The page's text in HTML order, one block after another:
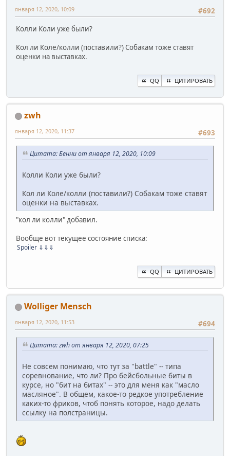
#692
января 12, 2020, 10:09
Колли Коли уже были?
Кол ли Коле/колли (поставили?) Собакам тоже ставят
оценки на выставках.
QQ ЦИТИРОВАТЬ
zwh
#693
января 12, 2020, 11:37
Цитата: Бенни от января 12, 2020, 10:09
Колли Коли уже были?
Кол ли Коле/колли (поставили?) Собакам тоже ставят
оценки на выставках.
"кол ли колли" добавил.
Вообще вот текущее состояние списка:
Spoiler ⇓⇓⇓
QQ ЦИТИРОВАТЬ
Wolliger Mensch
#694
января 12, 2020, 11:53
Цитата: zwh от января 12, 2020, 07:25
Не совсем понимаю, что тут за "battle" -- типа
соревнование, что ли? Про бейсбольные биты в
курсе, но "бит на битах" -- это для меня как "масло
масляное". В общем, какое-то редкое употребление
каких-то фриков, чтоб понять которое, надо делать
ссылку на полстраницы.